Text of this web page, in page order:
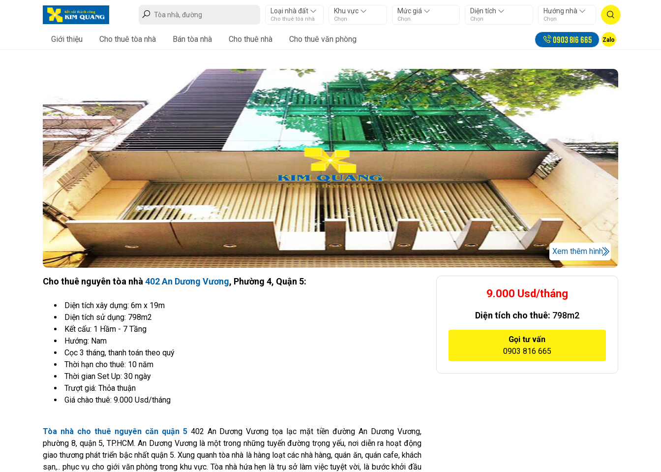
Loại nhà đất
Cho thuê tòa nhà
Khu vực
Chọn
Mức giá
Chọn
Diện tích
Chọn
Hướng nhà
Chọn
Giới thiệu Cho thuê tòa nhà Bán tòa nhà Cho thuê nhà Cho thuê văn phòng 0903 816 665 Zalo
Xem thêm hình
Cho thuê nguyên tòa nhà 402 An Dương Vương, Phường 4, Quận 5:
Diện tích xây dựng: 6m x 19m
Diện tích sử dụng: 798m2
Kết cấu: 1 Hầm - 7 Tầng
Hướng: Nam
Cọc 3 tháng, thanh toán theo quý
Thời hạn cho thuê: 10 năm
Thời gian Set Up: 30 ngày
Trượt giá: Thỏa thuận
Giá chào thuê: 9.000 Usd/tháng
Tòa nhà cho thuê nguyên căn quận 5402 An Dương Vương tọa lạc mặt tiền đường An Dương Vương,
phường 8, quận 5, TP.HCM. An Dương Vương là một trong những tuyến đường trọng yếu, nơi diễn ra hoạt động
giao thương phát triển bậc nhất quận 5. Xung quanh tòa nhà là hàng loạt các nhà hàng, quán ăn, quán cafe, khách
sạn,.. phục vụ cho giới văn phòng trong khu vực. Tòa nhà hứa hẹn là trụ sở làm việc tuyệt vời, là bước khởi đầu
9.000 Usd/tháng
Diện tích cho thuê: 798m2
Gọi tư vấn
0903 816 665